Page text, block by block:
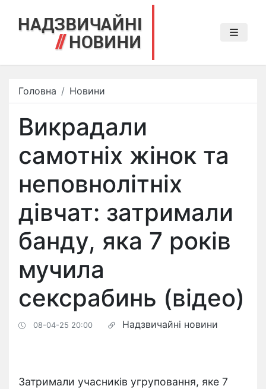
Головна Новини
Викрадали
самотніх жінок та
неповнолітніх
дівчат: затримали
банду, яка 7 років
мучила
сексрабинь (відео)
08-04-25 20:00 Надзвичайні новини
Затримали учасників угруповання, яке 7